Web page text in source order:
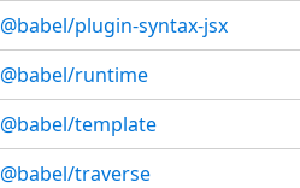
@babel/plugin-syntax-jsx
@babel/runtime
@babel/template
@babel/traverse